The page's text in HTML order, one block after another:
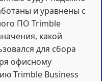
и уравнены с
ПО Trimble
какой
для сбора
офисному
Trimble Business